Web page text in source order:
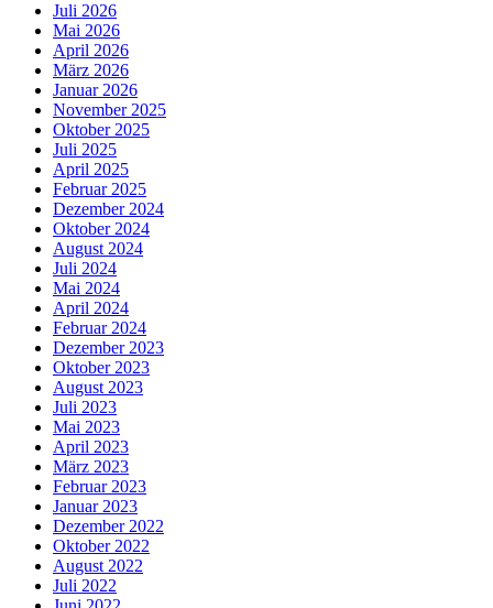
Juli 2026
Mai 2026
April 2026
März 2026
Januar 2026
November 2025
Oktober 2025
Juli 2025
April 2025
Februar 2025
Dezember 2024
Oktober 2024
August 2024
Juli 2024
Mai 2024
April 2024
Februar 2024
Dezember 2023
Oktober 2023
August 2023
Juli 2023
Mai 2023
April 2023
März 2023
Februar 2023
Januar 2023
Dezember 2022
Oktober 2022
August 2022
Juli 2022